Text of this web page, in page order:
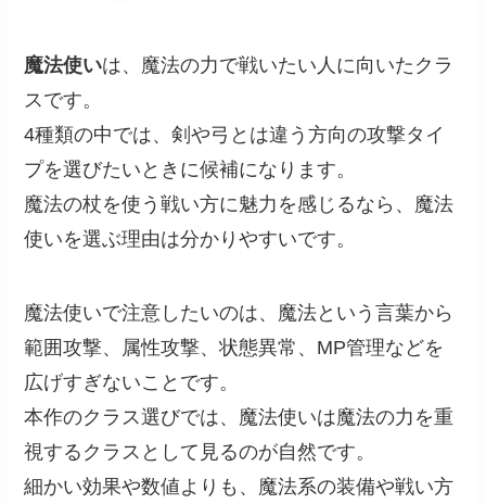
魔法使いは、魔法の力で戦いたい人に向いたクラ
スです。
4種類の中では、剣や弓とは違う方向の攻撃タイ
プを選びたいときに候補になります。
魔法の杖を使う戦い方に魅力を感じるなら、魔法
使いを選ぶ理由は分かりやすいです。
魔法使いで注意したいのは、魔法という言葉から
範囲攻撃、属性攻撃、状態異常、MP管理などを
広げすぎないことです。
本作のクラス選びでは、魔法使いは魔法の力を重
視するクラスとして見るのが自然です。
細かい効果や数値よりも、魔法系の装備や戦い方